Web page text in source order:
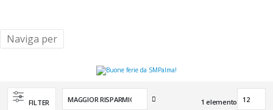
FILTER
Imposta
1 elemento
Naviga per